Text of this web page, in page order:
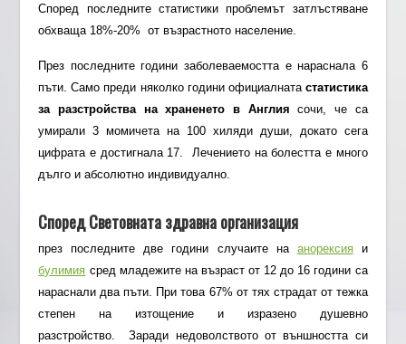
Според последните статистики проблемът затлъстяване
обхваща 18%-20% от възрастното население.
През последните години заболеваемостта е нараснала 6
пъти. Само преди няколко години официалната статистика
за разстройства на храненето в Англия сочи, че са
умирали 3 момичета на 100 хиляди души, докато сега
цифрата е достигнала 17. Лечението на болестта е много
дълго и абсолютно индивидуално.
СпоредСветовната здравна организация
през последните две години случаите на анорексияи
булимия сред младежите на възраст от 12 до 16 години са
нараснали два пъти. При това 67% от тях страдат от тежка
степен на изтощение и изразено душевно
разстройство. Заради недоволството от външността си